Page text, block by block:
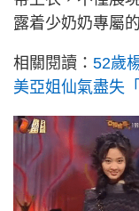
露着少奶奶專屬
相關閱讀： 52歲
美亞姐仙氣盡失